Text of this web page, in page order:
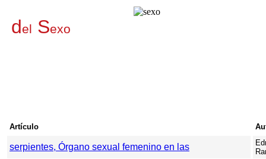
del Sexo
Artículo
serpientes, Órgano sexual femenino en las